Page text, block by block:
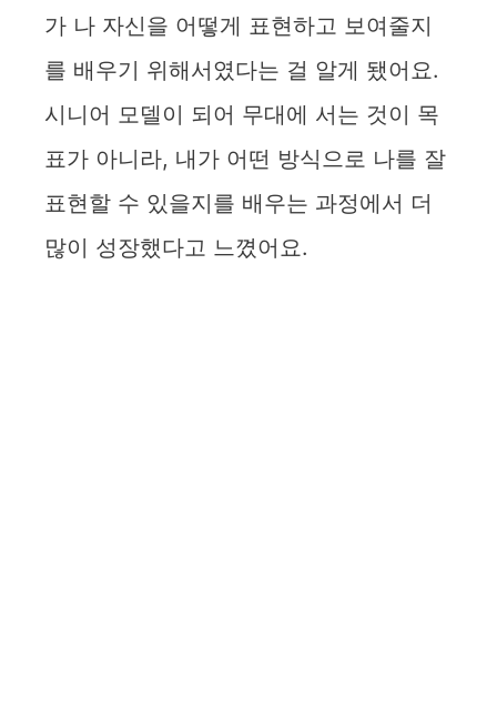
가 나 자신을 어떻게 표현하고 보여줄지
를 배우기 위해서였다는 걸 알게 됐어요.
시니어 모델이 되어 무대에 서는 것이 목
표가 아니라, 내가 어떤 방식으로 나를 잘
표현할 수 있을지를 배우는 과정에서 더
많이 성장했다고 느꼈어요.